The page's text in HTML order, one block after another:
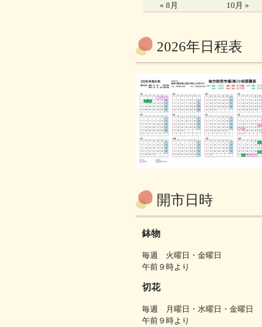
« 8月 10月 »
2026年日程表
開市日時
鉢物
毎週 火曜日・金曜日
午前９時より
切花
毎週 月曜日・水曜日・金曜日
午前９時より